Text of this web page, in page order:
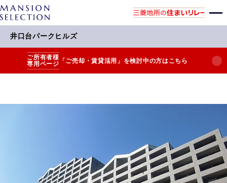
井口台パークヒルズ
ご所有者様
専用ページ 「ご売却・賃貸活用」を検討中の方はこちら